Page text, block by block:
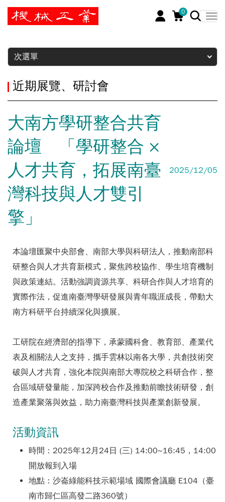
0
暫停
次選單
近期展覽、研討會
大南方學研整合共育
論壇 「學研整合 ×
人才共育，拓展南臺
灣科技與人才雙引
擎」
2025/12/05
本論壇匯聚中央部會、南部大學與科研法人，推動南部科
研整合與人才共育新模式，聚焦跨校協作、學生培育機制
與政策連結。活動強調資源共享、科研合作與人才培育的
實際作法，促進南臺灣學研發展與青年職涯成長，帶動大
南方科研平台持續深化與擴展。
工研院在經濟部的指導下，承蒙國科會、教育部、產業代
表及相關法人之支持，攜手雲林以南各大學，共創技術突
破與人才共育，強化本院與南部大專院校之科研合作，整
合區域研發量能，加深跨校合作及推動前瞻技術研發，創
造產業聚落與效益，助力南臺灣科技與產業創新發展。
活動資訊
時間：2025年12月24日 (三) 14:00~16:45，14:00
開放報到入場
地點：沙崙綠能科技示範場域 國際會議廳 E104（臺
南市歸仁區高發二路360號）